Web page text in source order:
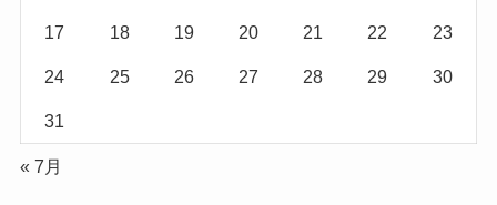
17 18 19 20 21 22 23
24 25 26 27 28 29 30
31
« 7月